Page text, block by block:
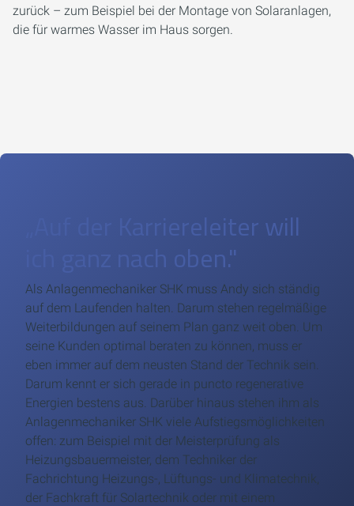
zurück – zum Beispiel bei der Montage von Solaranlagen,
die für warmes Wasser im Haus sorgen.
„Auf der Karriereleiter will
ich ganz nach oben."
Als Anlagenmechaniker SHK muss Andy sich ständig
auf dem Laufenden halten. Darum stehen regelmäßige
Weiterbildungen auf seinem Plan ganz weit oben. Um
seine Kunden optimal beraten zu können, muss er
eben immer auf dem neusten Stand der Technik sein.
Darum kennt er sich gerade in puncto regenerative
Energien bestens aus. Darüber hinaus stehen ihm als
Anlagenmechaniker SHK viele Aufstiegsmöglichkeiten
offen: zum Beispiel mit der Meisterprüfung als
Heizungsbauermeister, dem Techniker der
Fachrichtung Heizungs-, Lüftungs- und Klimatechnik,
der Fachkraft für Solartechnik oder mit einem